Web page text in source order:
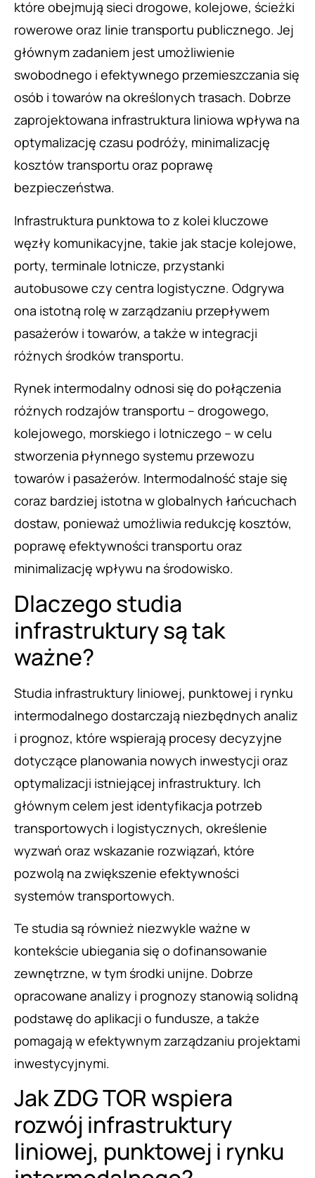
które obejmują sieci drogowe, kolejowe, ścieżki
rowerowe oraz linie transportu publicznego. Jej
głównym zadaniem jest umożliwienie
swobodnego i efektywnego przemieszczania się
osób i towarów na określonych trasach. Dobrze
zaprojektowana infrastruktura liniowa wpływa na
optymalizację czasu podróży, minimalizację
kosztów transportu oraz poprawę
bezpieczeństwa.
Infrastruktura punktowa to z kolei kluczowe
węzły komunikacyjne, takie jak stacje kolejowe,
porty, terminale lotnicze, przystanki
autobusowe czy centra logistyczne. Odgrywa
ona istotną rolę w zarządzaniu przepływem
pasażerów i towarów, a także w integracji
różnych środków transportu.
Rynek intermodalny odnosi się do połączenia
różnych rodzajów transportu – drogowego,
kolejowego, morskiego i lotniczego – w celu
stworzenia płynnego systemu przewozu
towarów i pasażerów. Intermodalność staje się
coraz bardziej istotna w globalnych łańcuchach
dostaw, ponieważ umożliwia redukcję kosztów,
poprawę efektywności transportu oraz
minimalizację wpływu na środowisko.
Dlaczego studia
infrastruktury są tak
ważne?
Studia infrastruktury liniowej, punktowej i rynku
intermodalnego dostarczają niezbędnych analiz
i prognoz, które wspierają procesy decyzyjne
dotyczące planowania nowych inwestycji oraz
optymalizacji istniejącej infrastruktury. Ich
głównym celem jest identyfikacja potrzeb
transportowych i logistycznych, określenie
wyzwań oraz wskazanie rozwiązań, które
pozwolą na zwiększenie efektywności
systemów transportowych.
Te studia są również niezwykle ważne w
kontekście ubiegania się o dofinansowanie
zewnętrzne, w tym środki unijne. Dobrze
opracowane analizy i prognozy stanowią solidną
podstawę do aplikacji o fundusze, a także
pomagają w efektywnym zarządzaniu projektami
inwestycyjnymi.
Jak ZDG TOR wspiera
rozwój infrastruktury
liniowej, punktowej i rynku